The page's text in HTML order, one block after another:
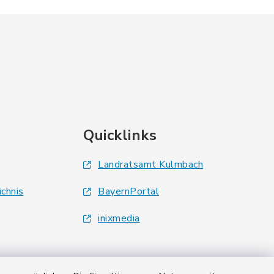
Quicklinks
Landratsamt Kulmbach
BayernPortal
inixmedia